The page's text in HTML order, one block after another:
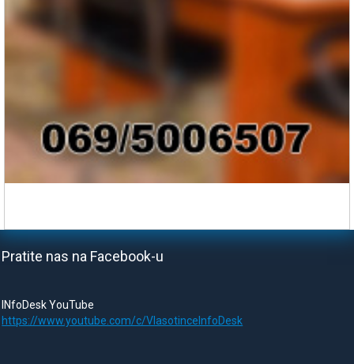
Pratite nas na Facebook-u
INfoDesk YouTube
https://www.youtube.com/c/VlasotinceInfoDesk